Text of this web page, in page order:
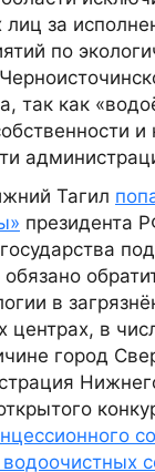
лиц за
по
так как
и
Тагил
президента
обязано
в
в
город